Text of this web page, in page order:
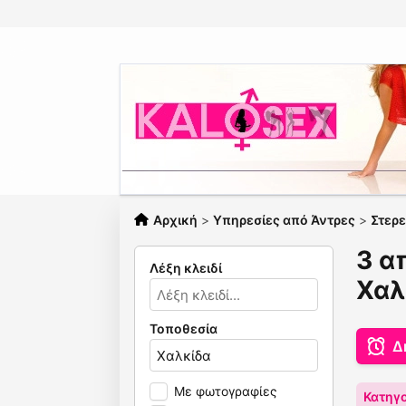
Αρχική > Υπηρεσίες από Άντρες >
Λέξη κλειδί
Τοποθεσία
Με φωτογραφίες
3